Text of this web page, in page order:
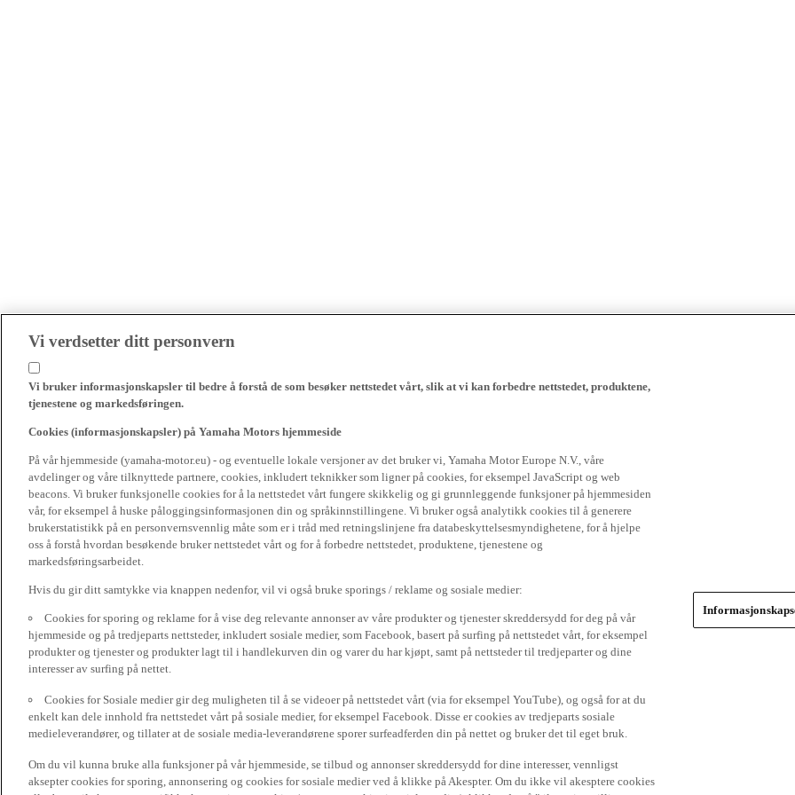
Vi verdsetter ditt personvern
Vi bruker informasjonskapsler til bedre å forstå de som besøker nettstedet vårt, slik at vi kan forbedre nettstedet, produktene,
tjenestene og markedsføringen.
Cookies (informasjonskapsler) på Yamaha Motors hjemmeside
På vår hjemmeside (yamaha-motor.eu) - og eventuelle lokale versjoner av det bruker vi, Yamaha Motor Europe N.V., våre
avdelinger og våre tilknyttede partnere, cookies, inkludert teknikker som ligner på cookies, for eksempel JavaScript og web
beacons. Vi bruker funksjonelle cookies for å la nettstedet vårt fungere skikkelig og gi grunnleggende funksjoner på hjemmesiden
vår, for eksempel å huske påloggingsinformasjonen din og språkinnstillingene. Vi bruker også analytikk cookies til å generere
brukerstatistikk på en personvernsvennlig måte som er i tråd med retningslinjene fra databeskyttelsesmyndighetene, for å hjelpe
oss å forstå hvordan besøkende bruker nettstedet vårt og for å forbedre nettstedet, produktene, tjenestene og
markedsføringsarbeidet.
Hvis du gir ditt samtykke via knappen nedenfor, vil vi også bruke sporings / reklame og sosiale medier:
Cookies for sporing og reklame for å vise deg relevante annonser av våre produkter og tjenester skreddersydd for deg på vår
hjemmeside og på tredjeparts nettsteder, inkludert sosiale medier, som Facebook, basert på surfing på nettstedet vårt, for eksempel
produkter og tjenester og produkter lagt til i handlekurven din og varer du har kjøpt, samt på nettsteder til tredjeparter og dine
interesser av surfing på nettet.
Cookies for Sosiale medier gir deg muligheten til å se videoer på nettstedet vårt (via for eksempel YouTube), og også for at du
enkelt kan dele innhold fra nettstedet vårt på sosiale medier, for eksempel Facebook. Disse er cookies av tredjeparts sosiale
medieleverandører, og tillater at de sosiale media-leverandørene sporer surfeadferden din på nettet og bruker det til eget bruk.
Om du vil kunna bruke alla funksjoner på vår hjemmeside, se tilbud og annonser skreddersydd for dine interesser, vennligst
aksepter cookies for sporing, annonsering og cookies for sosiale medier ved å klikke på Akespter. Om du ikke vil akesptere cookies